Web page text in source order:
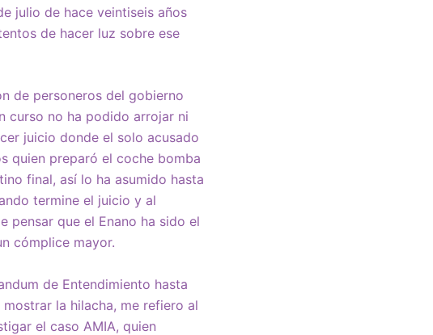
julio de hace veintiseis años
de hacer luz sobre ese
de personeros del gobierno
curso no ha podido arrojar ni
juicio donde el solo acusado
quien preparó el coche bomba
final, así lo ha asumido hasta
termine el juicio y al
pensar que el Enano ha sido el
cómplice mayor.
de Entendimiento hasta
la hilacha, me refiero al
el caso AMIA, quien